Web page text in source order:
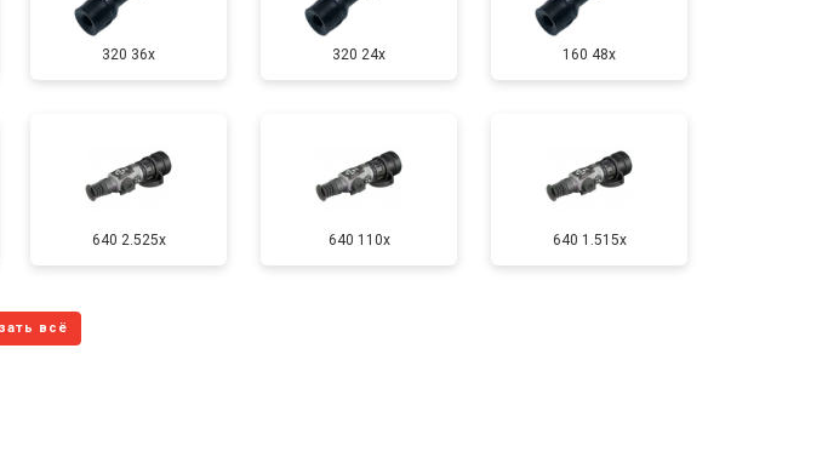
320 36x 320 24x 160 48x
640 2.525x 640 110x 640 1.515x